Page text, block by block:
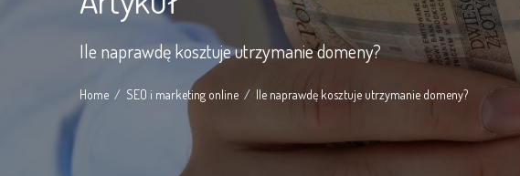
Ile naprawdę kosztuje utrzymanie domeny?
Home SEO i marketing online Ile naprawdę kosztuje utrzymanie domeny?